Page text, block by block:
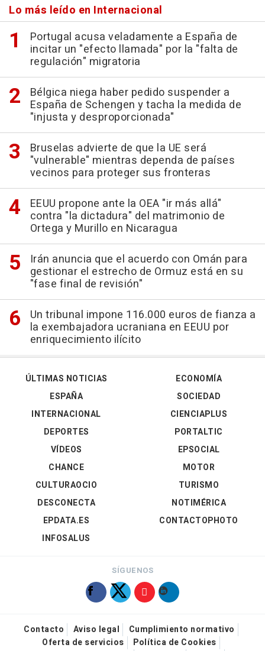
Lo más leído en Internacional
Portugal acusa veladamente a España de
incitar un "efecto llamada" por la "falta de
regulación" migratoria
Bélgica niega haber pedido suspender a
España de Schengen y tacha la medida de
"injusta y desproporcionada"
Bruselas advierte de que la UE será
"vulnerable" mientras dependa de países
vecinos para proteger sus fronteras
EEUU propone ante la OEA "ir más allá"
contra "la dictadura" del matrimonio de
Ortega y Murillo en Nicaragua
Irán anuncia que el acuerdo con Omán para
gestionar el estrecho de Ormuz está en su
"fase final de revisión"
Un tribunal impone 116.000 euros de fianza a
la exembajadora ucraniana en EEUU por
enriquecimiento ilícito
ÚLTIMAS NOTICIAS
ESPAÑA
INTERNACIONAL
DEPORTES
VÍDEOS
ECONOMÍA
SOCIEDAD
CIENCIAPLUS
PORTALTIC
EPSOCIAL
CHANCE
CULTURAOCIO
DESCONECTA
EPDATA.ES
INFOSALUS
MOTOR
TURISMO
NOTIMÉRICA
CONTACTOPHOTO
SÍGUENOS
Contacto Aviso legal
Cumplimiento normativo
Oferta de servicios
Política de Cookies